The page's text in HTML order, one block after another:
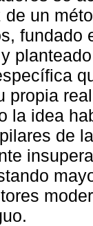
un
fundado
propia
la idea
de